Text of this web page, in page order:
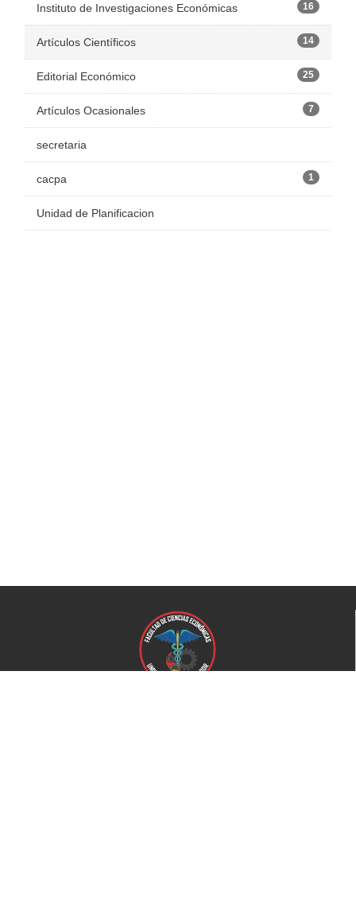
Instituto de Investigaciones Económicas 16
Artículos Científicos 14
Editorial Económico 25
Artículos Ocasionales 7
secretaria
cacpa 1
Unidad de Planificacion